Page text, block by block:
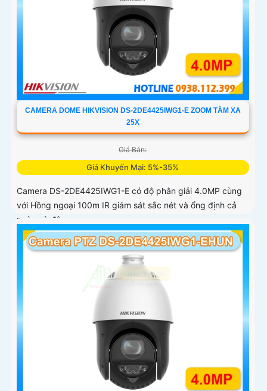
CAMERA DOME HIKVISION DS-2DE4425IWG1-E ZOOM TẦM XA
25X
Giá Bán:
Giá Khuyến Mại: 5%-35%
Camera DS-2DE4425IWG1-E có độ phân giải 4.0MP cùng
với Hồng ngoại 100m IR giám sát sắc nét và ổng định cả
ngày và đêm